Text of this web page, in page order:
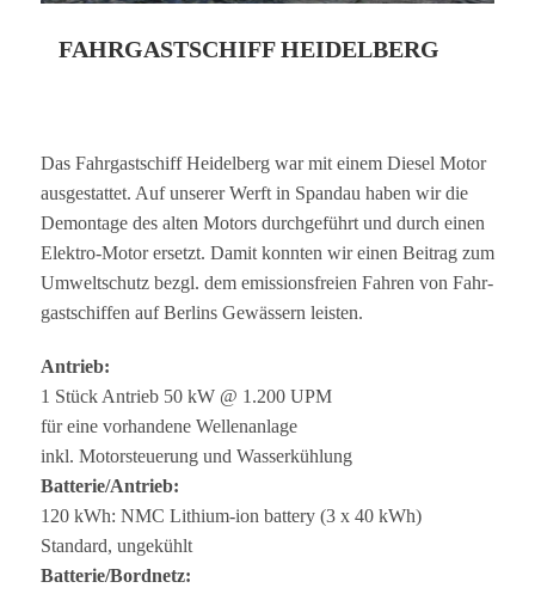
FAHRGASTSCHIFF HEIDELBERG
Das Fahr­gast­schiff Hei­del­berg war mit einem Die­sel Motor
aus­ge­stat­tet. Auf unse­rer Werft in Span­dau haben wir die
Demon­tage des alten Motors durch­ge­führt und durch einen
Elek­tro-Motor ersetzt. Damit konn­ten wir einen Bei­trag zum
Umwelt­schutz bezgl. dem emis­si­ons­freien Fah­ren von Fahr­
gast­schif­fen auf Ber­lins Gewäs­sern leisten.
Antrieb:
1 Stück Antrieb 50 kW @ 1.200 UPM
für eine vor­han­dene Wellenanlage
inkl. Motor­steue­rung und Wasserkühlung
Batterie/Antrieb:
120 kWh: NMC Lithium-ion bat­tery (3 x 40 kWh)
Stan­dard, ungekühlt
Batterie/Bordnetz: